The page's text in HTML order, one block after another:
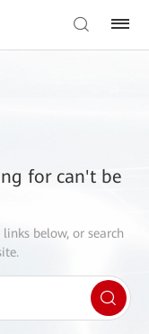
for can't be
below, or search